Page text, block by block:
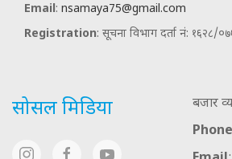
Email: nsamaya75@gmail.com
Registration: सूचना विभाग दर्ता नं: १६२८/
सोसल मिडिया
बजार
Phone